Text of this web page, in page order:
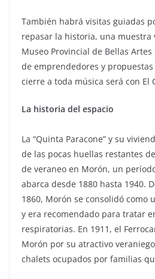
También habrá visitas guiadas
repasar la historia, una muestra
Museo Provincial de Bellas
de emprendedores y propuestas
cierre a toda música será con El
La historia del espacio
La “Quinta Paracone” y su
de las pocas huellas restantes
de veraneo en Morón, un
abarca desde 1880 hasta 1940.
1860, Morón se consolidó como
y era recomendado para tratar
respiratorias. En 1911, el
Morón por su atractivo
chalets ocupados por familias